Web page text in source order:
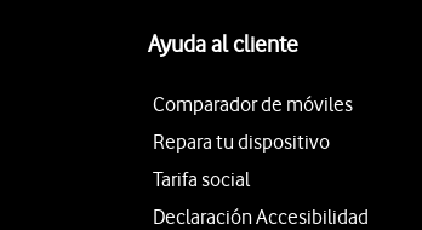
Ayuda al cliente
Comparador de móviles
Repara tu dispositivo
Tarifa social
Declaración Accesibilidad